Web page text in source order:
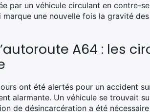
par un véhicule circulant en contre-
marque une nouvelle fois la gravité
A64 : les
ont été alertés pour un accident
alarmante. Un véhicule se trouvait
de désincarcération a été